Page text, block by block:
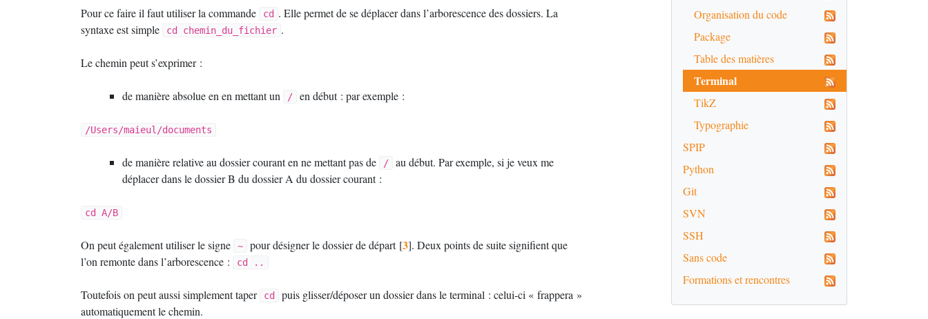
Pour ce faire il faut utiliser la commande cd . Elle permet de se déplacer dans l’arborescence des dossiers. La
syntaxe est simple
cd chemin_du_fichier .
Le chemin peut s’exprimer :
de manière absolue en en mettant un / en début : par exemple :
/Users/maieul/documents
de manière relative au dossier courant en ne mettant pas de /
au début. Par exemple, si je veux me
déplacer dans le dossier B du dossier A du dossier courant :
cd A/B
On peut également utiliser le signe ~ pour désigner le dossier de départ[3]. Deux points de suite signifient que
l’on remonte dans l’arborescence :
cd ..
Toutefois on peut aussi simplement taper cd puis glisser/déposer un dossier dans le terminal : celui-ci « frappera »
automatiquement le chemin.
Organisation du code
Package
Table des matières
Terminal
TikZ
Typographie
SPIP
Python
Git
SVN
SSH
Sans code
Formations et rencontres